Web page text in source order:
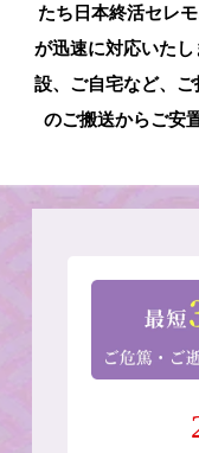
たち日本終活セレ
が迅速に対応いた
設、ご自宅など、
のご搬送からご安